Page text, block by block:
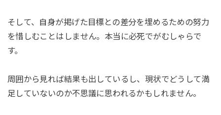
そして、自身が掲げた目標との差分を埋めるための努力
を惜しむことはしません。本当に必死でがむしゃらで
す。
周囲から見れば結果も出しているし、現状でどうして満
足していないのか不思議に思われるかもしれません。